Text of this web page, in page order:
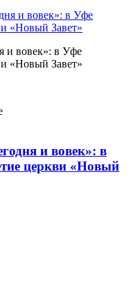
и вовек»: в Уфе
«Новый Завет»
и вовек»: в
церкви «Новый